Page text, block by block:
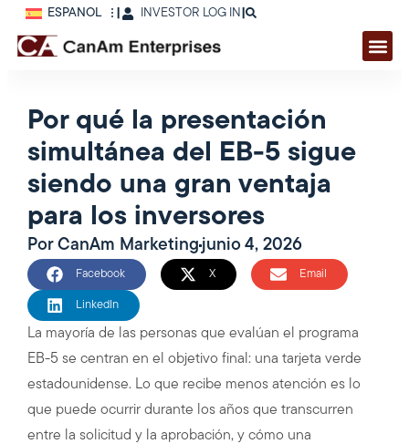
ESPAÑOL INVESTOR LOG IN |
Por qué la presentación
simultánea del EB-5 sigue
siendo una gran ventaja
para los inversores
PorCanAm Marketingjunio 4, 2026
Facebook X Email
LinkedIn
La mayoría de las personas que evalúan el programa
EB-5 se centran en el objetivo final: una tarjeta verde
estadounidense. Lo que recibe menos atención es lo
que puede ocurrir durante los años que transcurren
entre la solicitud y la aprobación, y cómo una